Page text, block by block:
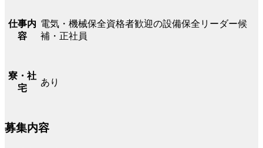
仕事内
容
電気・機械保全資格者歓迎の設備保全リーダー候
補・正社員
寮・社
宅
あり
募集内容